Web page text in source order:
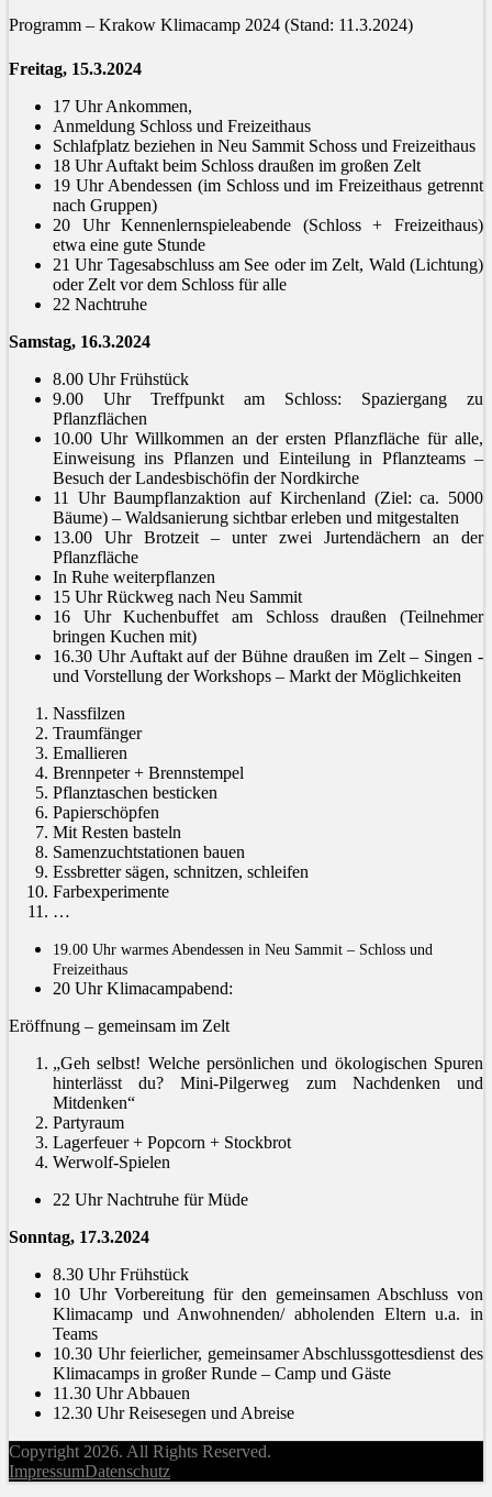
Programm – Krakow Klimacamp 2024 (Stand: 11.3.2024)
Freitag, 15.3.2024
17 Uhr Ankommen,
Anmeldung Schloss und Freizeithaus
Schlafplatz beziehen in Neu Sammit Schoss und Freizeithaus
18 Uhr Auftakt beim Schloss draußen im großen Zelt
19 Uhr Abendessen (im Schloss und im Freizeithaus getrennt
nach Gruppen)
20 Uhr Kennenlernspieleabende (Schloss + Freizeithaus)
etwa eine gute Stunde
21 Uhr Tagesabschluss am See oder im Zelt, Wald (Lichtung)
oder Zelt vor dem Schloss für alle
22 Nachtruhe
Samstag, 16.3.2024
8.00 Uhr Frühstück
9.00 Uhr Treffpunkt am Schloss: Spaziergang zu
Pflanzflächen
10.00 Uhr Willkommen an der ersten Pflanzfläche für alle,
Einweisung ins Pflanzen und Einteilung in Pflanzteams –
Besuch der Landesbischöfin der Nordkirche
11 Uhr Baumpflanzaktion auf Kirchenland (Ziel: ca. 5000
Bäume) – Waldsanierung sichtbar erleben und mitgestalten
13.00 Uhr Brotzeit – unter zwei Jurtendächern an der
Pflanzfläche
In Ruhe weiterpflanzen
15 Uhr Rückweg nach Neu Sammit
16 Uhr Kuchenbuffet am Schloss draußen (Teilnehmer
bringen Kuchen mit)
16.30 Uhr Auftakt auf der Bühne draußen im Zelt – Singen -
und Vorstellung der Workshops – Markt der Möglichkeiten
Nassfilzen
Traumfänger
Emallieren
Brennpeter + Brennstempel
Pflanztaschen besticken
Papierschöpfen
Mit Resten basteln
Samenzuchtstationen bauen
Essbretter sägen, schnitzen, schleifen
Farbexperimente
…
19.00 Uhr warmes Abendessen in Neu Sammit – Schloss und
Freizeithaus
20 Uhr Klimacampabend:
Eröffnung – gemeinsam im Zelt
„Geh selbst! Welche persönlichen und ökologischen Spuren
hinterlässt du? Mini-Pilgerweg zum Nachdenken und
Mitdenken“
Partyraum
Lagerfeuer + Popcorn + Stockbrot
Werwolf-Spielen
22 Uhr Nachtruhe für Müde
Sonntag, 17.3.2024
8.30 Uhr Frühstück
10 Uhr Vorbereitung für den gemeinsamen Abschluss von
Klimacamp und Anwohnenden/ abholenden Eltern u.a. in
Teams
10.30 Uhr feierlicher, gemeinsamer Abschlussgottesdienst des
Klimacamps in großer Runde – Camp und Gäste
11.30 Uhr Abbauen
12.30 Uhr Reisesegen und Abreise
Copyright 2026. All Rights Reserved.
ImpressumDatenschutz